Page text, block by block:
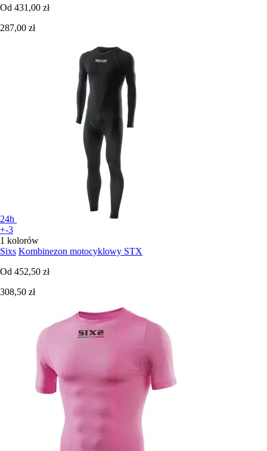
Od 431,00 zł
287,00 zł
24h
+-3
1 kolorów
Sixs Kombinezon motocyklowy STX
Od 452,50 zł
308,50 zł